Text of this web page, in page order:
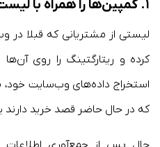
۱. کمپین‌ها را همراه با
لیستی از مشتریانی که قبلا در
کرده و ریتارگتینگ را روی
استخراج داده‌های وب‌سایت خود‌،
که در حال حاضر قصد خرید